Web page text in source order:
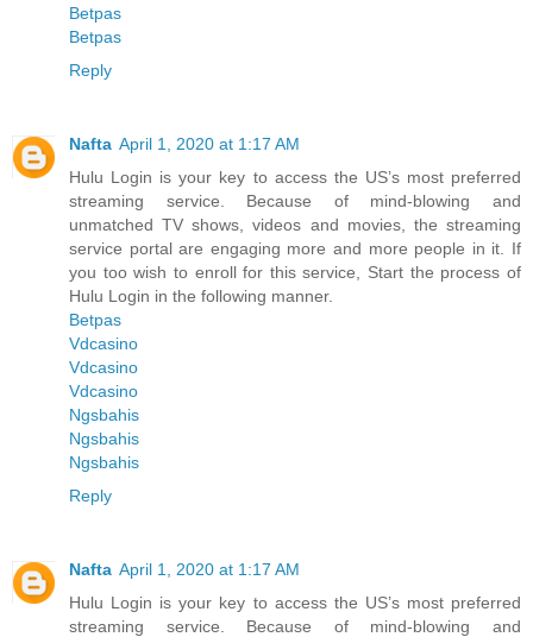
Betpas
Betpas
Reply
Nafta April 1, 2020 at 1:17 AM
Hulu Login is your key to access the US’s most preferred
streaming service. Because of mind-blowing and
unmatched TV shows, videos and movies, the streaming
service portal are engaging more and more people in it. If
you too wish to enroll for this service, Start the process of
Hulu Login in the following manner.
Betpas
Vdcasino
Vdcasino
Vdcasino
Ngsbahis
Ngsbahis
Ngsbahis
Reply
Nafta April 1, 2020 at 1:17 AM
Hulu Login is your key to access the US’s most preferred
streaming service. Because of mind-blowing and